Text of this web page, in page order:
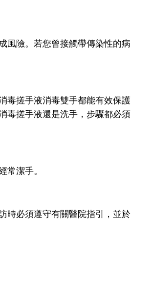
風險。若您曾接觸帶傳染性的病
毒搓手液消毒雙手都能有效保護
毒搓手液還是洗手，步驟都必須
潔手。
時必須遵守有關醫院指引，並於